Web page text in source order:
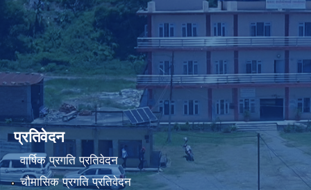
प्रतिवेदन
वार्षिक प्रगति प्रतिवेदन
चौमासिक प्रगति प्रतिवेदन